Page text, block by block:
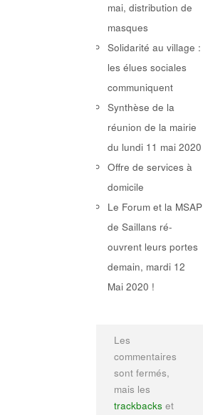
mai, distribution de
masques
Solidarité au village :
les élues sociales
communiquent
Synthèse de la
réunion de la mairie
du lundi 11 mai 2020
Offre de services à
domicile
Le Forum et la MSAP
de Saillans ré-
ouvrent leurs portes
demain, mardi 12
Mai 2020 !
Les
commentaires
sont fermés,
mais les
trackbacks et